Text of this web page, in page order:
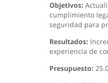
Objetivos:
cumplimiento
seguridad para
Resultados:
experiencia de
Presupuesto: